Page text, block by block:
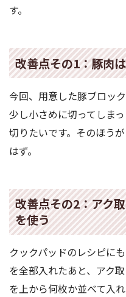
す。
改善点その1：豚肉
今回、用意した豚ブロッ
少し小さめに切ってしま
切りたいです。そのほう
はず。
改善点その2：アク
を使う
クックパッドのレシピに
を全部入れたあと、アク
を上から何枚か並べて入